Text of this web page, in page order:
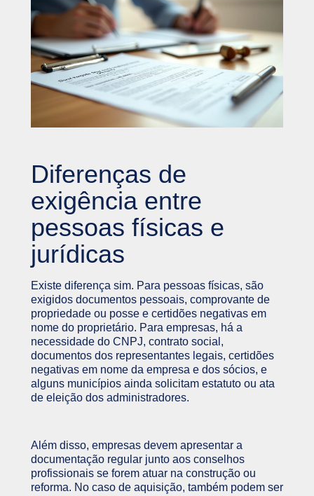
Diferenças de
exigência entre
pessoas físicas e
jurídicas
Existe diferença sim. Para pessoas físicas, são
exigidos documentos pessoais, comprovante de
propriedade ou posse e certidões negativas em
nome do proprietário. Para empresas, há a
necessidade do CNPJ, contrato social,
documentos dos representantes legais, certidões
negativas em nome da empresa e dos sócios, e
alguns municípios ainda solicitam estatuto ou ata
de eleição dos administradores.
Além disso, empresas devem apresentar a
documentação regular junto aos conselhos
profissionais se forem atuar na construção ou
reforma. No caso de aquisição, também podem ser